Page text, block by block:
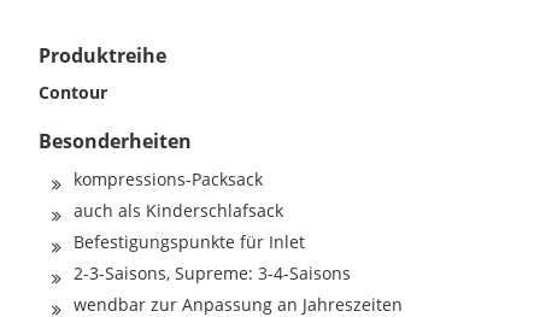
Produktreihe
Contour
Besonderheiten
kompressions-Packsack
auch als Kinderschlafsack
Befestigungspunkte für Inlet
2-3-Saisons, Supreme: 3-4-Saisons
wendbar zur Anpassung an Jahreszeiten